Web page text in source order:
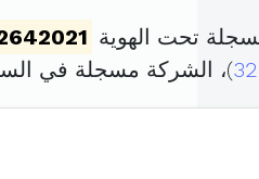
تحت الهوية
)، الشركة مسجلة في